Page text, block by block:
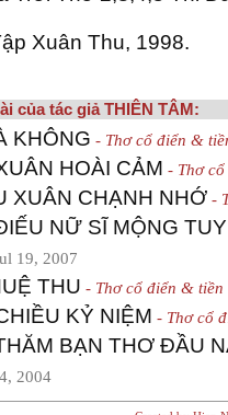
Xuân Thu, 1998.
của tác giả THIÊN TÂM:
KHÔNG - Thơ cổ điển &
HOÀI CẢM - Thơ
XUÂN CHẠNH NHỚ -
NỮ SĨ MỘNG
19, 2007
THU - Thơ cổ điển & tiền
KỶ NIỆM - Thơ cổ
BẠN THƠ ÐẦU
2004